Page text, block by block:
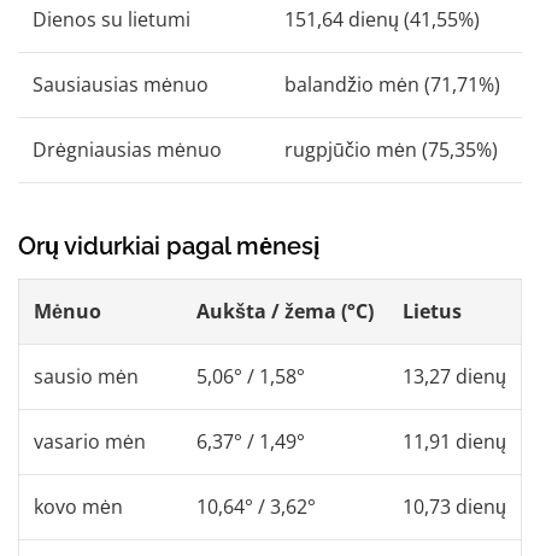
Dienos su lietumi 151,64 dienų (41,55%)
Sausiausias mėnuo balandžio mėn (71,71%)
Drėgniausias mėnuo rugpjūčio mėn (75,35%)
Orų vidurkiai pagal mėnesį
Mėnuo Aukšta / žema (°C) Lietus
sausio mėn 5,06° / 1,58° 13,27 dienų
vasario mėn 6,37° / 1,49° 11,91 dienų
kovo mėn 10,64° / 3,62° 10,73 dienų